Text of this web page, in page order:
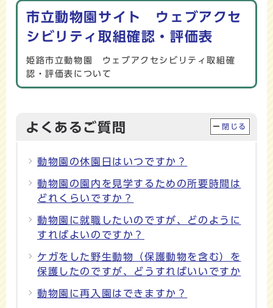
市立動物園サイト ウェブアクセ
シビリティ取組確認・評価表
姫路市立動物園 ウェブアクセシビリティ取組確
認・評価表について
よくあるご質問 閉じる
動物園の休園日はいつですか？
動物園の園内を見学するための所要時間は
どれくらいですか？
動物園に就職したいのですが、どのように
すればよいのですか？
ケガをした野生動物（保護動物を含む）を
保護したのですが、どうすればいいですか
動物園に再入園はできますか？